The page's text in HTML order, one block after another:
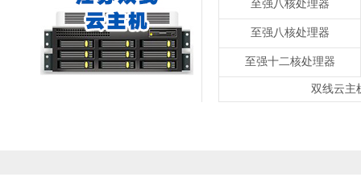
至强八核处理器
至强八核处理器
至强十二核处理器
双线云主